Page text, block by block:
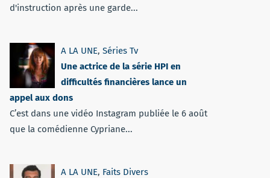
d'instruction après une garde...
A LA UNE, Séries Tv
Une actrice de la série HPI en
difficultés financières lance un
appel aux dons
C’est dans une vidéo Instagram publiée le 6 août
que la comédienne Cypriane...
A LA UNE, Faits Divers